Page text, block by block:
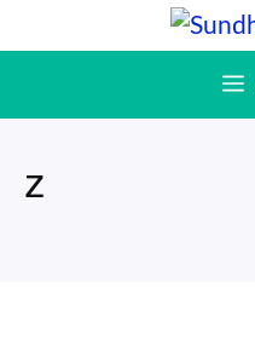
til
z